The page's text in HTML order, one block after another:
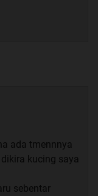
ada tmennnya
kucing saya
sebentar